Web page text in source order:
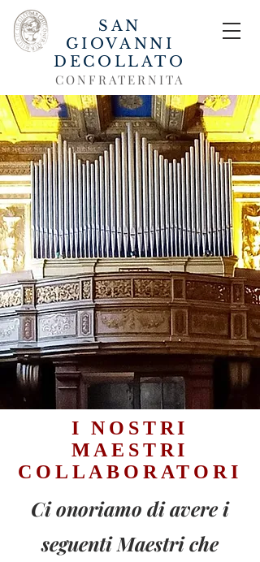
SAN
GIOVANNI
DECOLLATO
CONFRATERNITA
I NOSTRI
MAESTRI
COLLABORATORI
Ci onoriamo di avere i
seguenti Maestri che